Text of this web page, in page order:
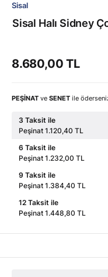
Sisal
Sisal Halı Sidney
8.680,00 TL
PEŞİNAT ve SENET ile
3 Taksit ile
Peşinat 1.120,40 TL
6 Taksit ile
Peşinat 1.232,00 TL
9 Taksit ile
Peşinat 1.384,40 TL
12 Taksit ile
Peşinat 1.448,80 TL